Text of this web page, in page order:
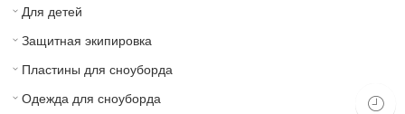
Для детей
Защитная экипировка
Пластины для сноуборда
Одежда для сноуборда